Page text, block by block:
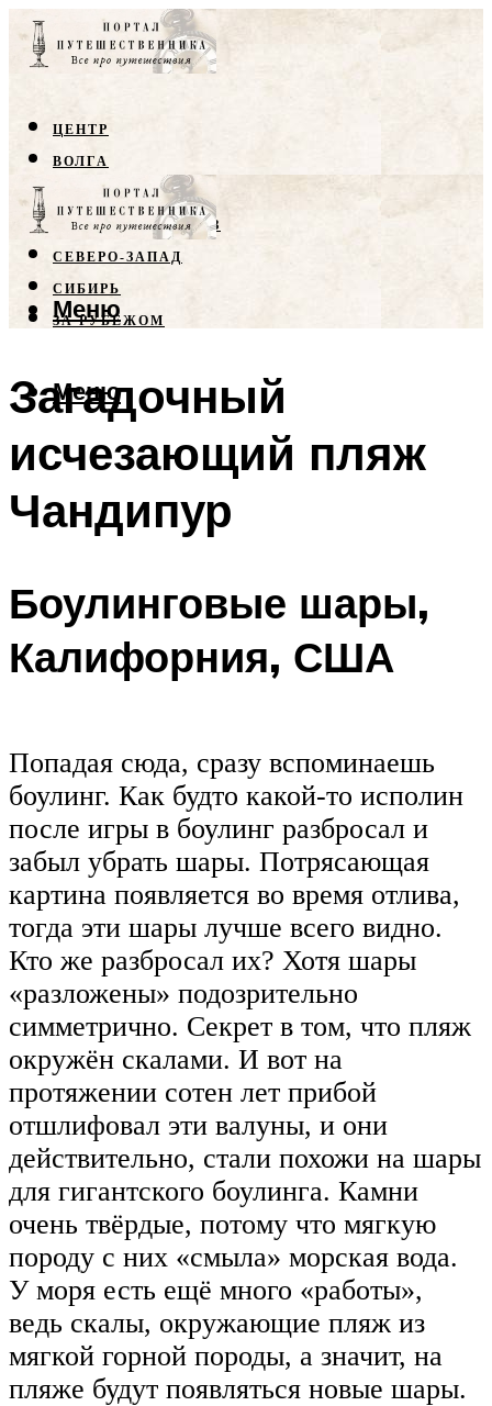
ЦЕНТР
ВОЛГА
КРЫМ
СЕВЕРНЫЙ КАВКАЗ
СЕВЕРО-ЗАПАД
СИБИРЬ
ЗА РУБЕЖОМ
Меню
Меню
Загадочный
исчезающий пляж
Чандипур
Боулинговые шары,
Калифорния, США
Попадая сюда, сразу вспоминаешь
боулинг. Как будто какой-то исполин
после игры в боулинг разбросал и
забыл убрать шары. Потрясающая
картина появляется во время отлива,
тогда эти шары лучше всего видно.
Кто же разбросал их? Хотя шары
«разложены» подозрительно
симметрично. Секрет в том, что пляж
окружён скалами. И вот на
протяжении сотен лет прибой
отшлифовал эти валуны, и они
действительно, стали похожи на шары
для гигантского боулинга. Камни
очень твёрдые, потому что мягкую
породу с них «смыла» морская вода.
У моря есть ещё много «работы»,
ведь скалы, окружающие пляж из
мягкой горной породы, а значит, на
пляже будут появляться новые шары.